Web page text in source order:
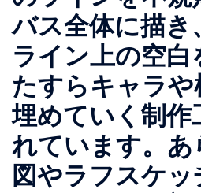
バス全体に描き
ライン上の空白
たすらキャラ
埋めていく制作
れています。
図やラフスケ